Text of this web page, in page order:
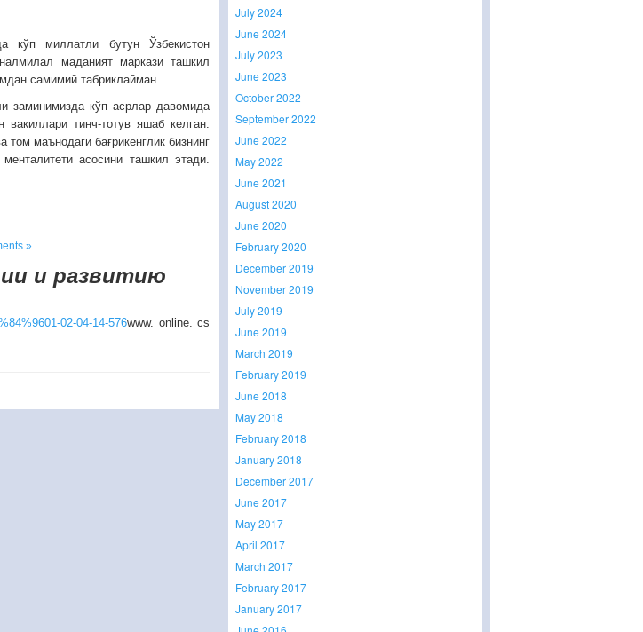
кўп миллатли бутун Ўзбекистон
маданият маркази ташкил
самимий табриклайман.
заминимизда кўп асрлар давомида
тинч-тотув яшаб келган.
том маънодаги бағрикенглик бизнинг
асосини ташкил этади.
»
и развитию
02-04-14-576www. online. cs
July 2024
June 2024
July 2023
June 2023
October 2022
September 2022
June 2022
May 2022
June 2021
August 2020
June 2020
February 2020
December 2019
November 2019
July 2019
June 2019
March 2019
February 2019
June 2018
May 2018
February 2018
January 2018
December 2017
June 2017
May 2017
April 2017
March 2017
February 2017
January 2017